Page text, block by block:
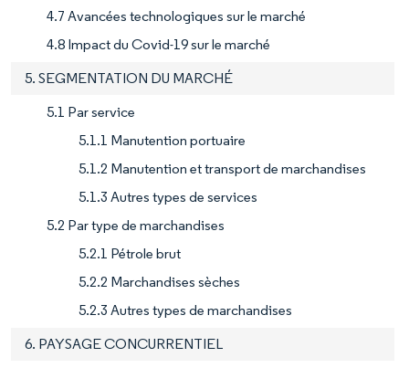
4.7 Avancées technologiques sur le marché
4.8 Impact du Covid-19 sur le marché
5. SEGMENTATION DU MARCHÉ
5.1 Par service
5.1.1 Manutention portuaire
5.1.2 Manutention et transport de marchandises
5.1.3 Autres types de services
5.2 Par type de marchandises
5.2.1 Pétrole brut
5.2.2 Marchandises sèches
5.2.3 Autres types de marchandises
6. PAYSAGE CONCURRENTIEL